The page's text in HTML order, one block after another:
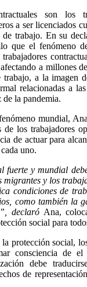
son los
a ser licenciados
trabajo. En su
que el fenómeno
a millones
a la imagen
relacionadas a
de la pandemia.
mundial,
los trabajadores
de actuar para
uno.
fuerte y mundial
migrantes y los
condiciones de
como también la
declaróAna,
social para
la protección social,
consciencia de
debe
de